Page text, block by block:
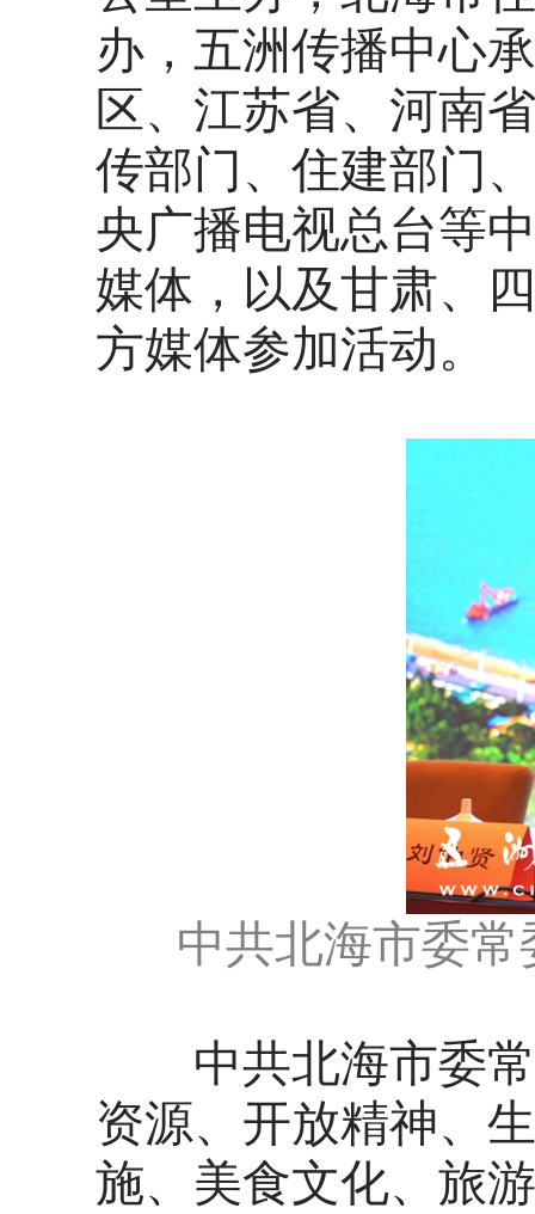
办，五洲传播中心
区、江苏省、河南
传部门、住建部门
央广播电视总台等
媒体，以及甘肃、
方媒体参加活动。
中共北海市委
中共北海市委常
资源、开放精神、
施、美食文化、旅